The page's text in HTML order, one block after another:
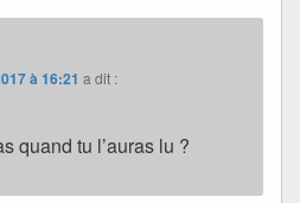
à 16:21 a dit :
quand tu l’auras lu ?